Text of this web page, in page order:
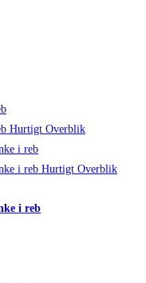
Hurtigt Overblik
Hurtigt Overblik
i reb